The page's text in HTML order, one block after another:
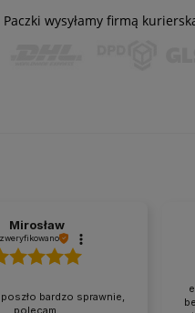
Paczki wysyłamy firmą
Mirosław
zweryfikowano
bardzo sprawnie,
polecam.